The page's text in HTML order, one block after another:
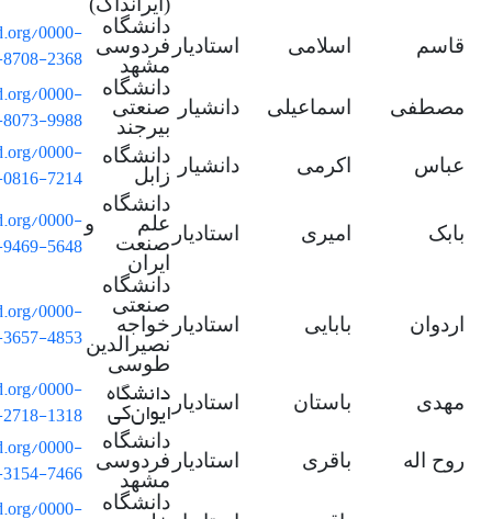
قاسم اسلامی استادیار
دانشگاه
فردوسی
مشهد
0000-
2368
مصطفی اسماعیلی دانشیار
دانشگاه
صنعتی
بیرجند
0000-
9988
عباس اکرمی دانشیار
دانشگاه
زابل
0000-
7214
بابک امیری استادیار
دانشگاه
علم و
صنعت
ایران
0000-
5648
اردوان بابایی استادیار
دانشگاه
صنعتی
خواجه
نصیرالدین
طوسی
0000-
4853
مهدی باستان استادیار دانشگاه
ایوانکی
0000-
1318
روح اله باقری استادیار
دانشگاه
فردوسی
مشهد
0000-
7466
دانشگاه
0000-